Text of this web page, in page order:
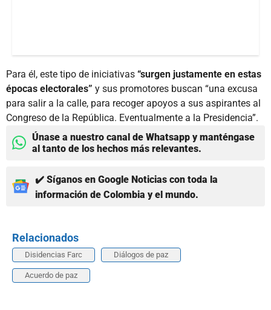
Para él, este tipo de iniciativas “surgen justamente en estas
épocas electorales” y sus promotores buscan “una excusa
para salir a la calle, para recoger apoyos a sus aspirantes al
Congreso de la República. Eventualmente a la Presidencia”.
Únase a nuestro canal de Whatsapp y manténgase
al tanto de los hechos más relevantes.
✔️ Síganos en Google Noticias con toda la
información de Colombia y el mundo.
Relacionados
Disidencias Farc Diálogos de paz
Acuerdo de paz